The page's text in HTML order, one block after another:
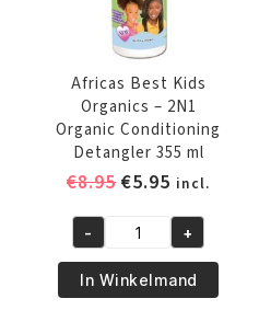
Africas Best Kids
Organics – 2N1
Organic Conditioning
Detangler 355 ml
€8.95Oorspronkelijke
was:
€8.95.
€5.95 Huidige
is:
€5.95.
incl.
Africas
Best
Kids
- +
In Winkelmand